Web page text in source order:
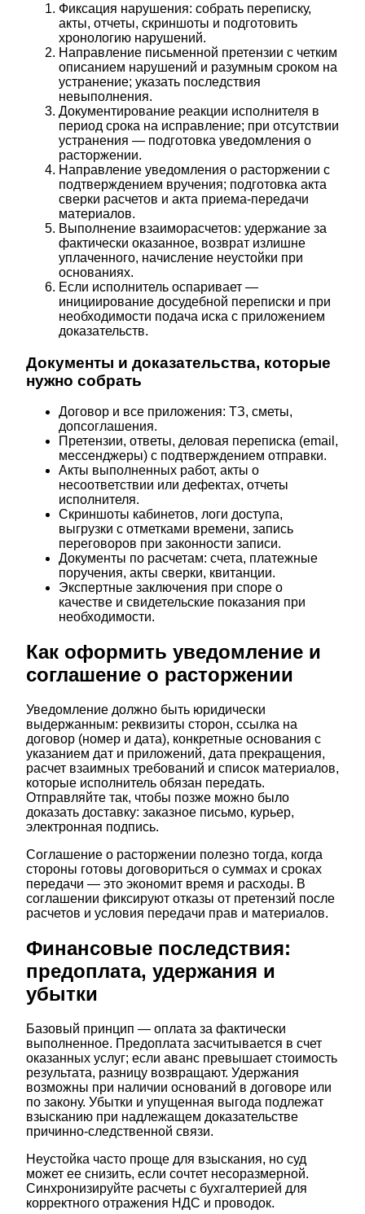
Фиксация нарушения: собрать переписку,
акты, отчеты, скриншоты и подготовить
хронологию нарушений.
Направление письменной претензии с четким
описанием нарушений и разумным сроком на
устранение; указать последствия
невыполнения.
Документирование реакции исполнителя в
период срока на исправление; при отсутствии
устранения — подготовка уведомления о
расторжении.
Направление уведомления о расторжении с
подтверждением вручения; подготовка акта
сверки расчетов и акта приема-передачи
материалов.
Выполнение взаиморасчетов: удержание за
фактически оказанное, возврат излишне
уплаченного, начисление неустойки при
основаниях.
Если исполнитель оспаривает —
инициирование досудебной переписки и при
необходимости подача иска с приложением
доказательств.
Документы и доказательства, которые
нужно собрать
Договор и все приложения: ТЗ, сметы,
допсоглашения.
Претензии, ответы, деловая переписка (email,
мессенджеры) с подтверждением отправки.
Акты выполненных работ, акты о
несоответствии или дефектах, отчеты
исполнителя.
Скриншоты кабинетов, логи доступа,
выгрузки с отметками времени, запись
переговоров при законности записи.
Документы по расчетам: счета, платежные
поручения, акты сверки, квитанции.
Экспертные заключения при споре о
качестве и свидетельские показания при
необходимости.
Как оформить уведомление и
соглашение о расторжении
Уведомление должно быть юридически
выдержанным: реквизиты сторон, ссылка на
договор (номер и дата), конкретные основания с
указанием дат и приложений, дата прекращения,
расчет взаимных требований и список материалов,
которые исполнитель обязан передать.
Отправляйте так, чтобы позже можно было
доказать доставку: заказное письмо, курьер,
электронная подпись.
Соглашение о расторжении полезно тогда, когда
стороны готовы договориться о суммах и сроках
передачи — это экономит время и расходы. В
соглашении фиксируют отказы от претензий после
расчетов и условия передачи прав и материалов.
Финансовые последствия:
предоплата, удержания и
убытки
Базовый принцип — оплата за фактически
выполненное. Предоплата засчитывается в счет
оказанных услуг; если аванс превышает стоимость
результата, разницу возвращают. Удержания
возможны при наличии оснований в договоре или
по закону. Убытки и упущенная выгода подлежат
взысканию при надлежащем доказательстве
причинно-следственной связи.
Неустойка часто проще для взыскания, но суд
может ее снизить, если сочтет несоразмерной.
Синхронизируйте расчеты с бухгалтерией для
корректного отражения НДС и проводок.